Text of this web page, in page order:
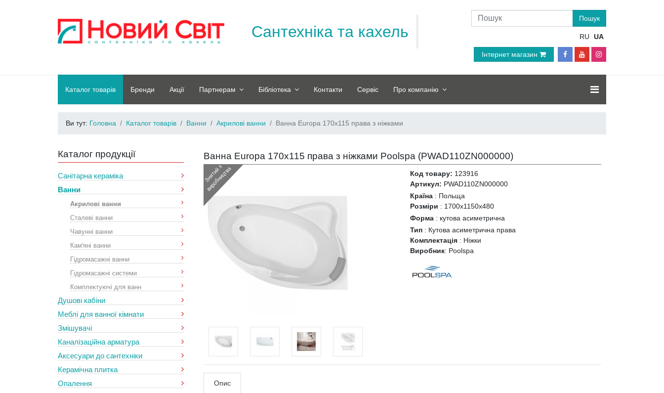
Сантехніка та кахель RU UA
Інтернет магазин
Каталог товарів Бренди Акції Партнерам Бібліотека Контакти Сервіс Про компанію
Ви тут: Головна Каталог товарів Ванни Акрилові ванни Ванна Europa 170x115 права з ніжками
Каталог продукції
Санітарна кераміка
Ванни
Акрилові ванни
Сталеві ванни
Чавунні ванни
Кам'яні ванни
Гідромасажні ванни
Гідромасажні системи
Комплектуючі для ванн
Душові кабіни
Меблі для ванної кімнати
Змішувачі
Каналізаційна арматура
Аксесуари до сантехніки
Керамічна плитка
Опалення
Ванна Europa 170x115 права з ніжками Poolspa (PWAD110ZN000000)
З
н
я
т
и
й
з
в
и
р
о
б
н
и
ц
т
в
а Код товару: 123916
Артикул: PWAD110ZN000000
Країна : Польща
Розміри : 1700x1150x480
Форма : кутова асиметрична
Тип : Кутова асиметрична права
Комплектація : Ніжки
Виробник: Poolspa
Опис